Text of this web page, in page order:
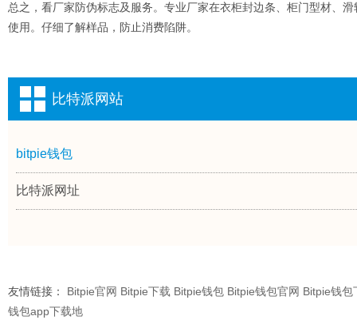
总之，看厂家防伪标志及服务。专业厂家在衣柜封边条、柜门型材、
使用。仔细了解样品，防止消费陷阱。
比特派网站
bitpie钱包
比特派网址
友情链接： Bitpie官网 Bitpie下载 Bitpie钱包 Bitpie钱包官网 Bitpie钱包
钱包app下载地